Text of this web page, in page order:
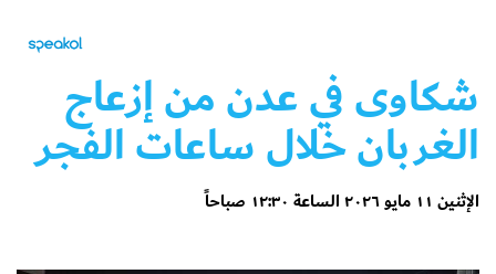
شكاوى في عدن من إزعاج
الغربان خلال ساعات الفجر
الإثنين ١١ مايو ٢٠٢٦ الساعة ١٢:٣٠ صباحاً